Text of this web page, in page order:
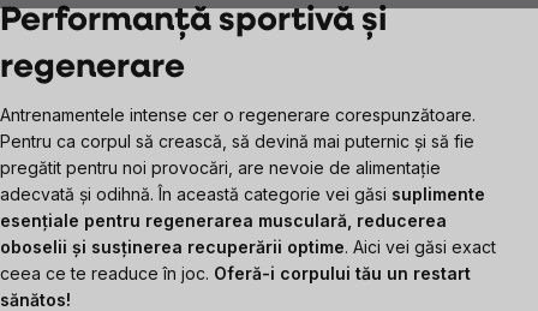
Performanță sportivă și
regenerare
Antrenamentele intense cer o regenerare corespunzătoare.
Pentru ca corpul să crească, să devină mai puternic și să fie
pregătit pentru noi provocări, are nevoie de alimentație
adecvată și odihnă. În această categorie vei găsi suplimente
esențiale pentru regenerarea musculară, reducerea
oboselii și susținerea recuperării optime. Aici vei găsi exact
ceea ce te readuce în joc. Oferă-i corpului tău un restart
sănătos!